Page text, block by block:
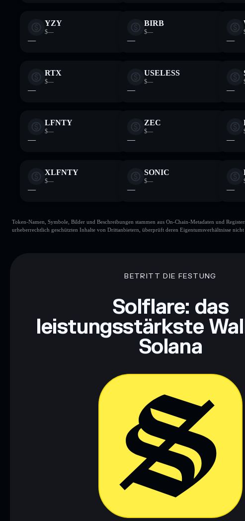
YZY
$—
—
BIRB
$—
— —
RTX
$—
—
USELESS
$—
— —
LFNTY
$—
—
ZEC
$—
— —
XLFNTY
$—
—
SONIC
$—
— —
Token-Namen, Symbole, Bilder und Beschreibungen stammen aus On-Chain-Metadaten und
urheberrechtlich geschützten Inhalte von Drittanbietern, überprüft deren Eigentumsverhältnisse
BETRITT DIE FESTUNG
Solflare: das
leistungsstärkste
Solana